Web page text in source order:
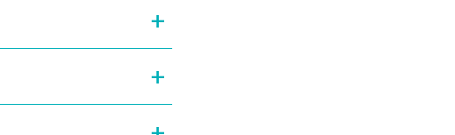
+
+